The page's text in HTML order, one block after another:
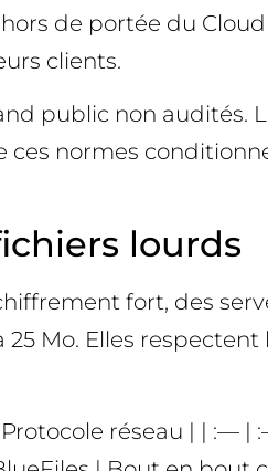
de portée du
clients.
public non audités.
normes
lourds
fort, des
Mo. Elles
réseau | | :— |